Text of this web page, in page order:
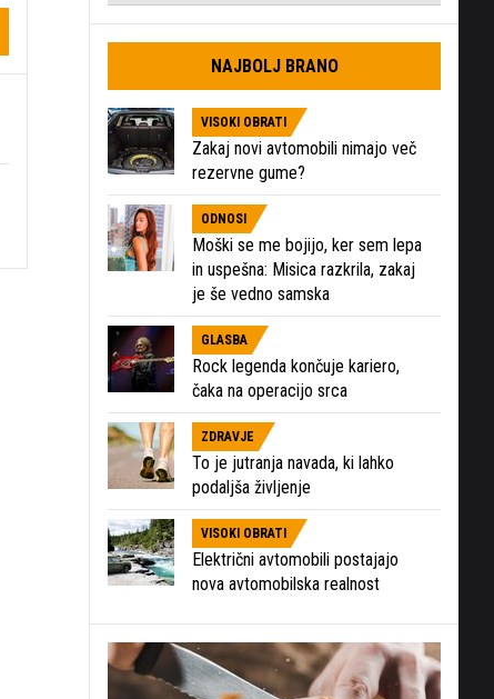
NAJBOLJ BRANO
VISOKI OBRATI
Zakaj novi avtomobili nimajo več
rezervne gume?
ODNOSI
Moški se me bojijo, ker sem lepa
in uspešna: Misica razkrila, zakaj
je še vedno samska
GLASBA
Rock legenda končuje kariero,
čaka na operacijo srca
ZDRAVJE
To je jutranja navada, ki lahko
podaljša življenje
VISOKI OBRATI
Električni avtomobili postajajo
nova avtomobilska realnost